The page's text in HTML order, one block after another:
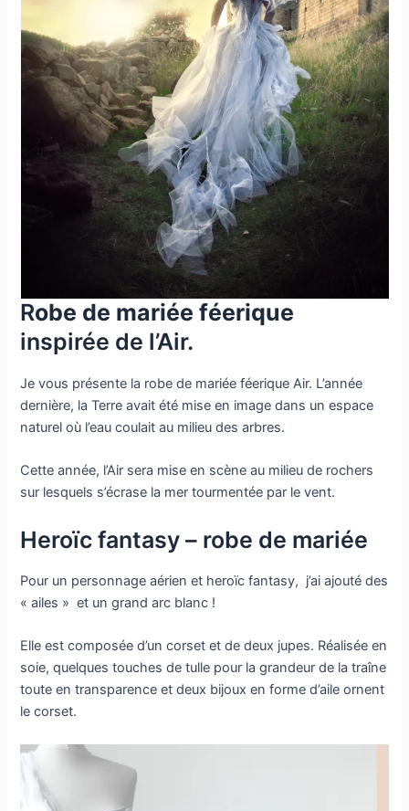
Robe de mariée féerique
inspirée de l’Air.
Je vous présente la robe de mariée féerique Air. L’année
dernière, la Terre avait été mise en image dans un espace
naturel où l’eau coulait au milieu des arbres.
Cette année, l’Air sera mise en scène au milieu de rochers
sur lesquels s’écrase la mer tourmentée par le vent.
Heroïc fantasy – robe de mariée
Pour un personnage aérien et heroïc fantasy, j’ai ajouté des
« ailes » et un grand arc blanc !
Elle est composée d’un corset et de deux jupes. Réalisée en
soie, quelques touches de tulle pour la grandeur de la traîne
toute en transparence et deux bijoux en forme d’aile ornent
le corset.